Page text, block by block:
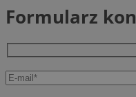
Formularz